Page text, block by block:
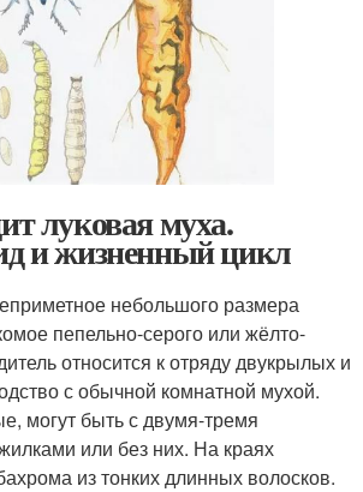
луковая муха.
и жизненный цикл
небольшого размера
пепельно-серого или жёлто-
относится к отряду двукрылых и
с обычной комнатной мухой.
могут быть с двумя-тремя
или без них. На краях
из тонких длинных волосков.